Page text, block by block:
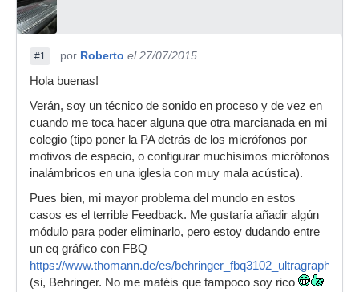
#1 por Roberto el 27/07/2015
Hola buenas!
Verán, soy un técnico de sonido en proceso y de vez en
cuando me toca hacer alguna que otra marcianada en mi
colegio (tipo poner la PA detrás de los micrófonos por
motivos de espacio, o configurar muchísimos micrófonos
inalámbricos en una iglesia con muy mala acústica).
Pues bien, mi mayor problema del mundo en estos
casos es el terrible Feedback. Me gustaría añadir algún
módulo para poder eliminarlo, pero estoy dudando entre
un eq gráfico con FBQ
https://www.thomann.de/es/
(si, Behringer. No me matéis que tampoco soy rico